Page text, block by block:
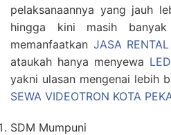
pelaksanaannya yang jauh
hingga kini masih
memanfaatkan JASA
ataukah hanya menyewa
yakni ulasan mengenai lebih
SEWA VIDEOTRON KOTA
SDM Mumpuni